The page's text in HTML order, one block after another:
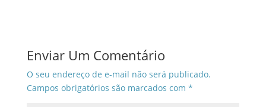
Enviar Um Comentário
O seu endereço de e-mail não será publicado.
Campos obrigatórios são marcados com *